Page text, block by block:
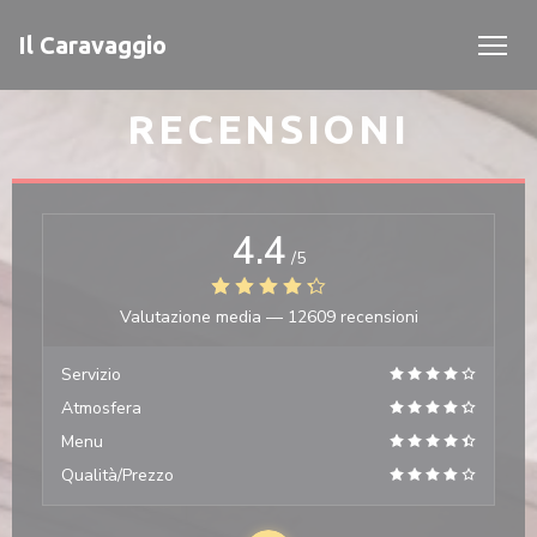
Il Caravaggio
RECENSIONI
4.4 /5
Valutazione media — 12609 recensioni
Servizio
Atmosfera
Menu
Qualità/Prezzo